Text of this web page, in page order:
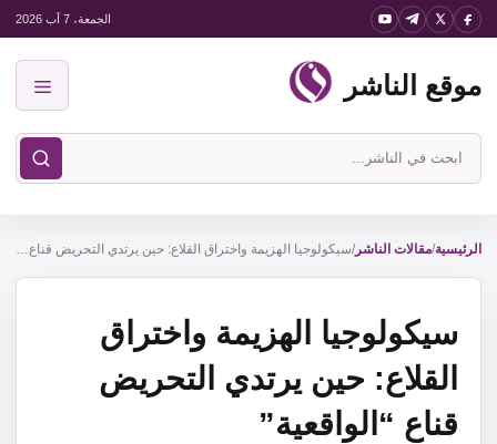
انتقل
المحتوى
الجمعة، 7 آب 2026
موقع الناشر
ابحث
في
الناشر
الرئيسية/مقالات الناشر/ سيكولوجيا الهزيمة واختراق القلاع: حين يرتدي التحريض قناع “الواقعية”
سيكولوجيا الهزيمة واختراق
القلاع: حين يرتدي التحريض
قناع “الواقعية”